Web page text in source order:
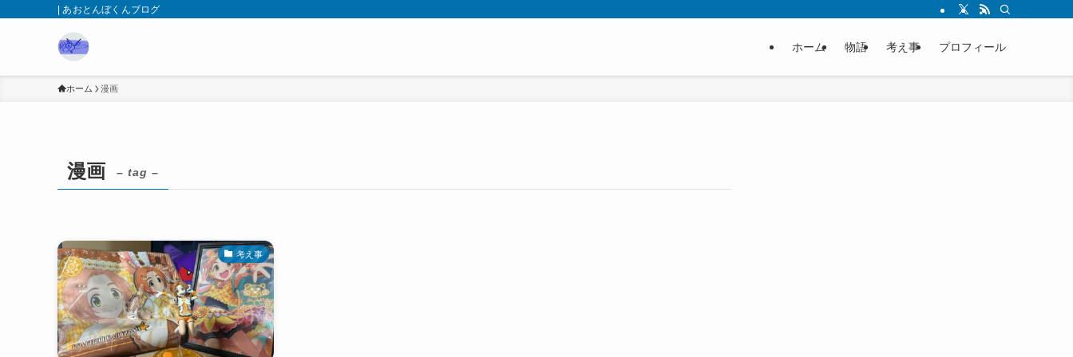
| あおとんぼくんブログ
ホーム 物語 考え事 プロフィール
ホーム 漫画
漫画 – tag –
考え事